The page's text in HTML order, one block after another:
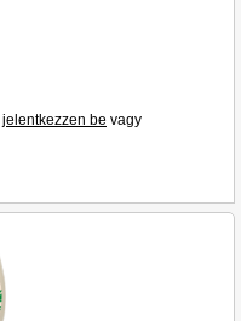
jelentkezzen be vagy